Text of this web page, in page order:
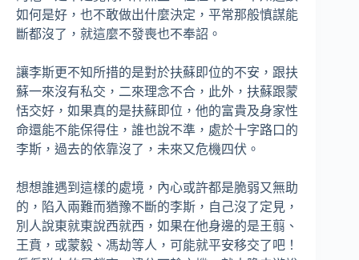
如何是好，也不敢做出什麼決定，平常那般慎謀能
斷都沒了，就這麼不發喪也不奉詔。
讓李斯更不知所措的是對於扶蘇即位的不安，跟扶
蘇一來沒有私交，二來理念不合，此外，扶蘇跟蒙
恬交好，如果真的是扶蘇即位，他的富貴及身家性
命還能不能保得住，誰也說不準，處於十字路口的
李斯，過去的依靠沒了，未來又危機四伏。
想想誰遇到這樣的處境，內心或許都是脆弱又無助
的，陷入兩難而猶豫不斷的李斯，自己沒了定見，
別人說東就東說西就西，如果在他身邊的是王翦、
王賁，或蒙毅、馮劫等人，可能就平安移交了吧！